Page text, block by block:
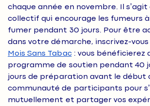
chaque année en novembre. Il s’agit
collectif qui encourage les fumeurs
fumer pendant 30 jours. Pour être
dans votre démarche, inscrivez-vous
Mois Sans Tabac: vous bénéficierez
programme de soutien pendant 40
jours de préparation avant le début
communauté de participants pour
mutuellement et partager vos